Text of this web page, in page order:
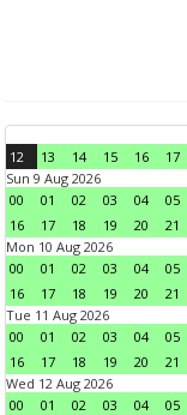
12 13 14 15 16 17
Sun 9 Aug 2026
00
01 02 03 04 05
16
17 18 19 20 21
Mon 10 Aug 2026
00
01 02 03 04 05
16
17 18 19 20 21
Tue 11 Aug 2026
00
01 02 03 04 05
16
17 18 19 20 21
Wed 12 Aug 2026
00
01 02 03 04 05